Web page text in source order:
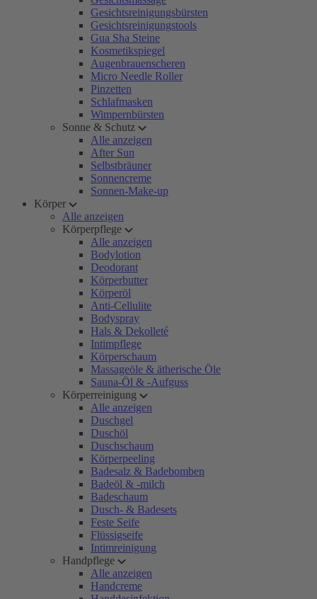
Gesichtsreinigungsbürsten
Gesichtsreinigungstools
Gua Sha Steine
Kosmetikspiegel
Augenbrauenscheren
Micro Needle Roller
Pinzetten
Schlafmasken
Wimpernbürsten
Sonne & Schutz
Alle anzeigen
After Sun
Selbstbräuner
Sonnencreme
Sonnen-Make-up
Körper
Alle anzeigen
Körperpflege
Alle anzeigen
Bodylotion
Deodorant
Körperbutter
Körperöl
Anti-Cellulite
Bodyspray
Hals & Dekolleté
Intimpflege
Körperschaum
Massageöle & ätherische Öle
Sauna-Öl & -Aufguss
Körperreinigung
Alle anzeigen
Duschgel
Duschöl
Duschschaum
Körperpeeling
Badesalz & Badebomben
Badeöl & -milch
Badeschaum
Dusch- & Badesets
Feste Seife
Flüssigseife
Intimreinigung
Handpflege
Alle anzeigen
Handcreme